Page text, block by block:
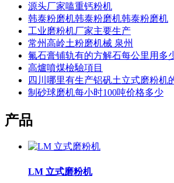
源头厂家嗑重钙粉机
韩泰粉磨机韩泰粉磨机韩泰粉磨机
工业磨粉机厂家主要生产
常州高岭土粉磨机械 泉州
氟石膏铺轨有的方解石每公里用多
高爐噴煤檢驗項目
四川哪里有生产铝矾土立式磨粉机
制砂球磨机每小时100吨价格多少
产品
LM 立式磨粉机